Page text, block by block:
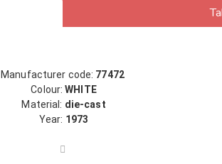
Manufacturer code: 77472
Colour: WHITE
Material: die-cast
Year: 1973